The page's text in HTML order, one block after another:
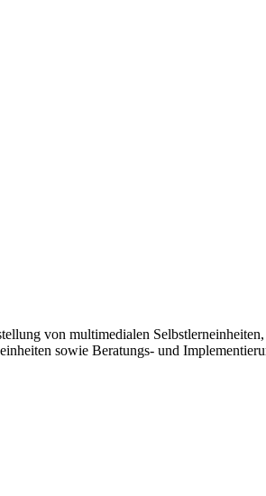
von multimedialen
sowie Beratungs- und